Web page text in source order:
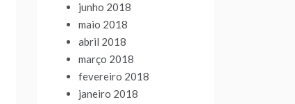
junho 2018
maio 2018
abril 2018
março 2018
fevereiro 2018
janeiro 2018